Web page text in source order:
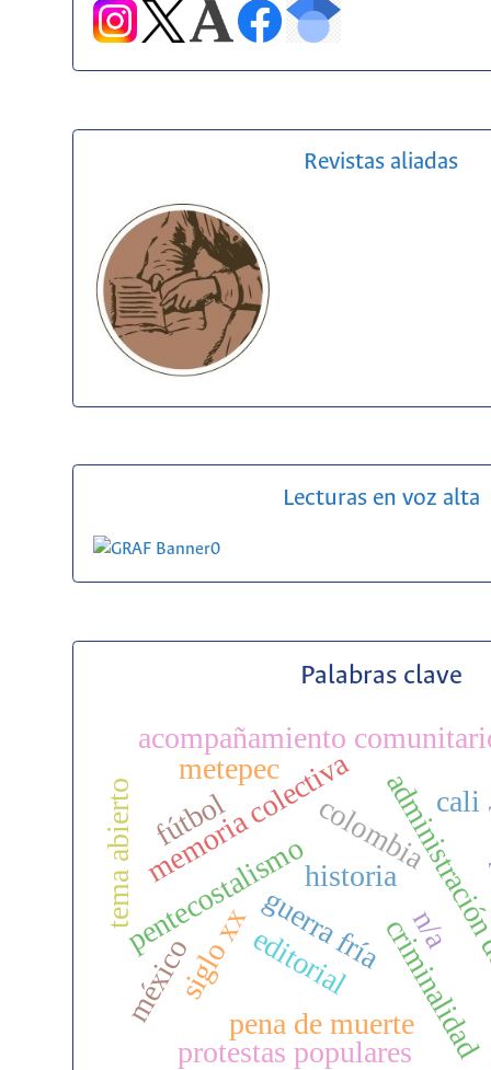
Revistas aliadas
Lecturas en voz alta
Palabras clave
n/a
editorial criminalidad
historia
colombia
pentecostalismo
pena de muerte
acompañamiento
siglo xx
méxico
memoria colectiva
metepec
protestas populares
guerra fría
cali
tema abierto fútbol